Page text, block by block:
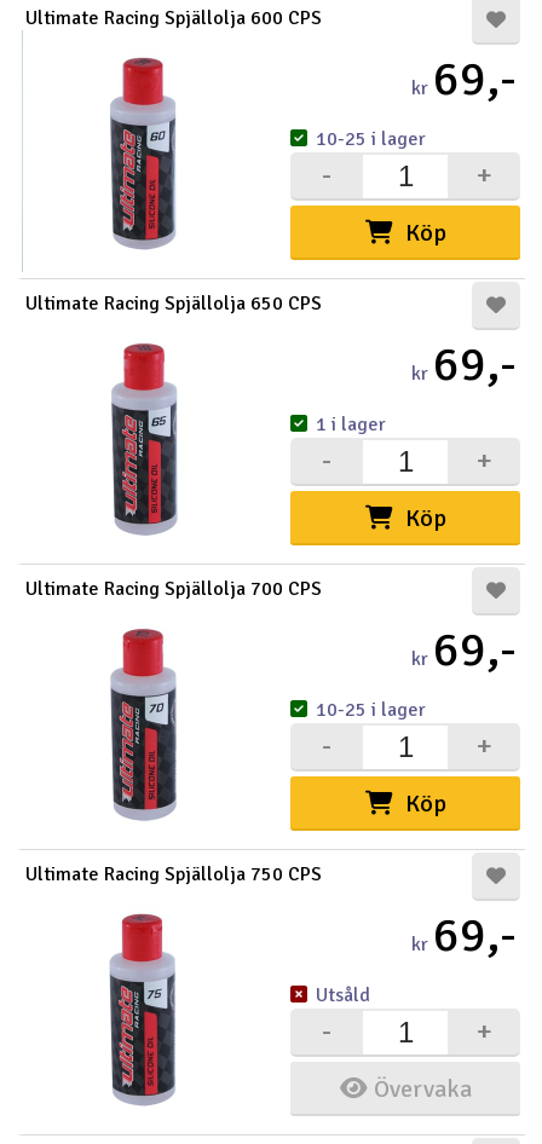
Ultimate Racing Spjällolja 600 CPS
kr 69,-
Köp
+
-
10-25 i lager
Ultimate Racing Spjällolja 650 CPS
kr 69,-
Köp
+
-
1 i lager
Ultimate Racing Spjällolja 700 CPS
kr 69,-
Köp
+
-
10-25 i lager
Ultimate Racing Spjällolja 750 CPS
kr 69,-
Övervaka
+
-
Utsåld